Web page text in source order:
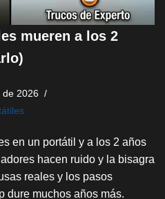
mueren a los 2
de 2026
en un portátil y a los 2 años
hacen ruido y la bisagra
reales y los pasos
dure muchos años más.